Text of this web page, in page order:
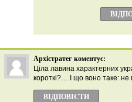
Архістратег коментує:
Ціла лавина характерних
короткі?… І що воно таке:
ВІДПОВІCТИ